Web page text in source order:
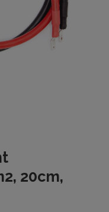
20cm,